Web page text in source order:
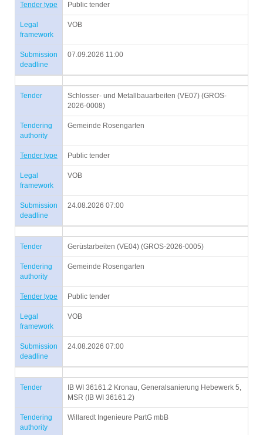
Tender type Public tender
Legal
framework
VOB
Submission
deadline
07.09.2026 11:00
Tender
Schlosser- und Metallbauarbeiten (VE07) (GROS-
2026-0008)
Tendering
authority
Gemeinde Rosengarten
Tender type Public tender
Legal
framework
VOB
Submission
deadline
24.08.2026 07:00
Tender Gerüstarbeiten (VE04) (GROS-2026-0005)
Tendering
authority
Gemeinde Rosengarten
Tender type Public tender
Legal
framework
VOB
Submission
deadline
24.08.2026 07:00
Tender
IB WI 36161.2 Kronau, Generalsanierung Hebewerk 5,
MSR (IB WI 36161.2)
Tendering
authority
Willaredt Ingenieure PartG mbB